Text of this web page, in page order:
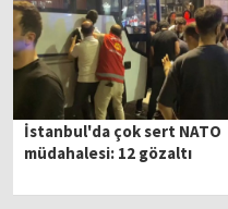
İstanbul'da çok sert NATO
müdahalesi: 12 gözaltı